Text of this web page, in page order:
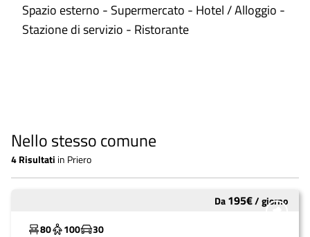
Spazio esterno - Supermercato - Hotel / Alloggio -
Stazione di servizio - Ristorante
Nello stesso comune
4Risultati in Priero
Da195€/giorno
80
100 30